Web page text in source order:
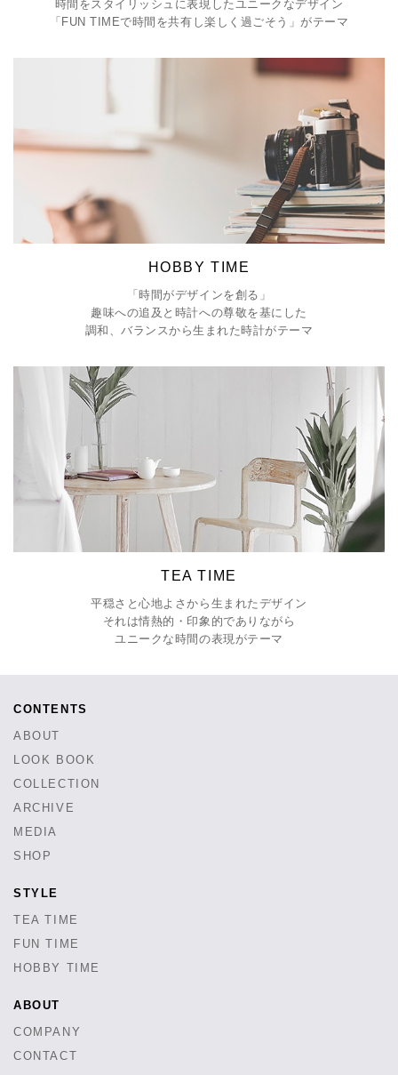
時間をスタイリッシュに表現したユニークなデザイン
「FUN TIMEで時間を共有し楽しく過ごそう」がテーマ
HOBBY TIME
「時間がデザインを創る」
趣味への追及と時計への尊敬を基にした
調和、バランスから生まれた時計がテーマ
TEA TIME
平穏さと心地よさから生まれたデザイン
それは情熱的・印象的でありながら
ユニークな時間の表現がテーマ
CONTENTS
ABOUT
LOOK BOOK
COLLECTION
ARCHIVE
MEDIA
SHOP
STYLE
TEA TIME
FUN TIME
HOBBY TIME
ABOUT
COMPANY
CONTACT